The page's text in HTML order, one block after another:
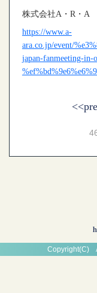
株式会社A・ R・ A
https://www.a-
ara.co.jp/event/
japan-fanmeeting-in-
Copyright(C)